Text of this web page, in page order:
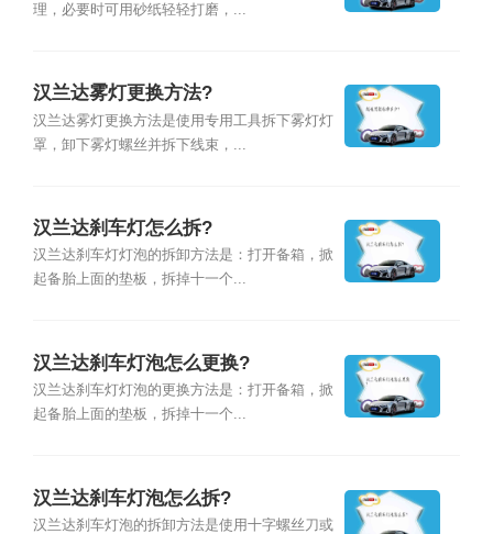
理，必要时可用砂纸轻轻打磨，...
汉兰达雾灯更换方法?
汉兰达雾灯更换方法是使用专用工具拆下雾灯灯
罩，卸下雾灯螺丝并拆下线束，...
汉兰达刹车灯怎么拆?
汉兰达刹车灯灯泡的拆卸方法是：打开备箱，掀
起备胎上面的垫板，拆掉十一个...
汉兰达刹车灯泡怎么更换?
汉兰达刹车灯灯泡的更换方法是：打开备箱，掀
起备胎上面的垫板，拆掉十一个...
汉兰达刹车灯泡怎么拆?
汉兰达刹车灯泡的拆卸方法是使用十字螺丝刀或